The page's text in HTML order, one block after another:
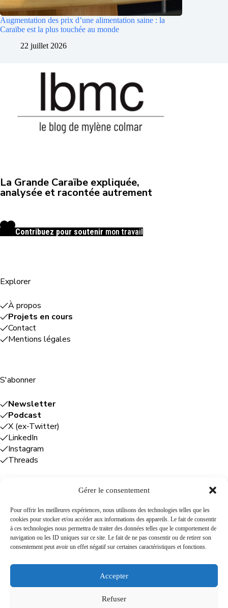
Gérer le consentement
Pour offrir les meilleures expériences, nous utilisons des technologies telles que les
cookies pour stocker et/ou accéder aux informations des appareils. Le fait de consentir
à ces technologies nous permettra de traiter des données telles que le comportement de
navigation ou les ID uniques sur ce site. Le fait de ne pas consentir ou de retirer son
consentement peut avoir un effet négatif sur certaines caractéristiques et fonctions.
Accepter
Refuser
Augmentation des prix d’une alimentation saine : la
Caraïbe est la plus touchée au monde
22 juillet 2026
La Grande Caraïbe expliquée,
analysée et racontée autrement
Contribuez pour soutenir mon travail
Explorer
À propos
Projets en cours
Contact
Mentions légales
S'abonner
Newsletter
Podcast
X (ex-Twitter)
LinkedIn
Instagram
Threads
Plume Caraïbe: conseil éditorial +
rédaction
Foodîles Agency: lab + média + événement
Cuisines mobiles